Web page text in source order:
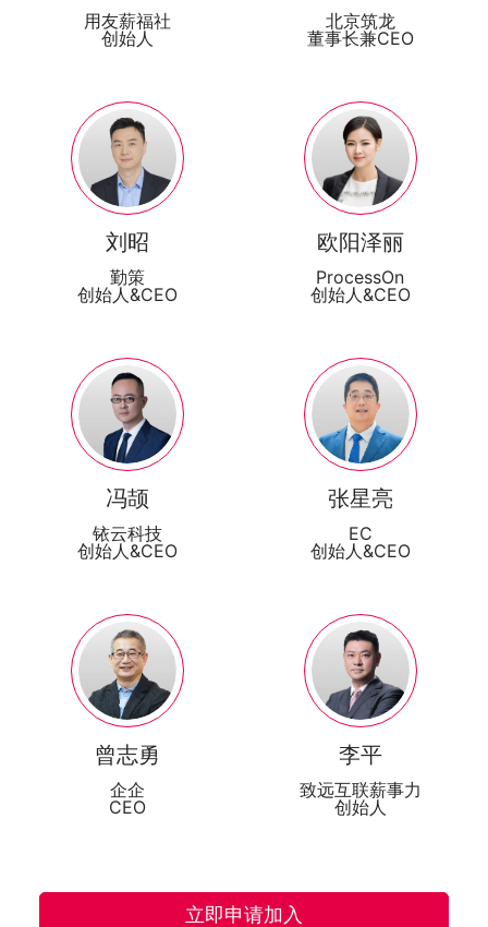
用友薪福社
创始人
北京筑龙
董事长兼CEO
刘昭
勤策
创始人&CEO
欧阳泽丽
ProcessOn
创始人&CEO
冯颉
铱云科技
创始人&CEO
张星亮
EC
创始人&CEO
曾志勇
企企
CEO
李平
致远互联薪事力
创始人
立即申请加入